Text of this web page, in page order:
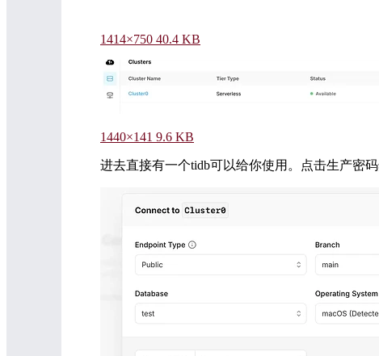
1414×750 40.4 KB
1440×141 9.6 KB
进去直接有一个tidb可以给你使用。点击生产密